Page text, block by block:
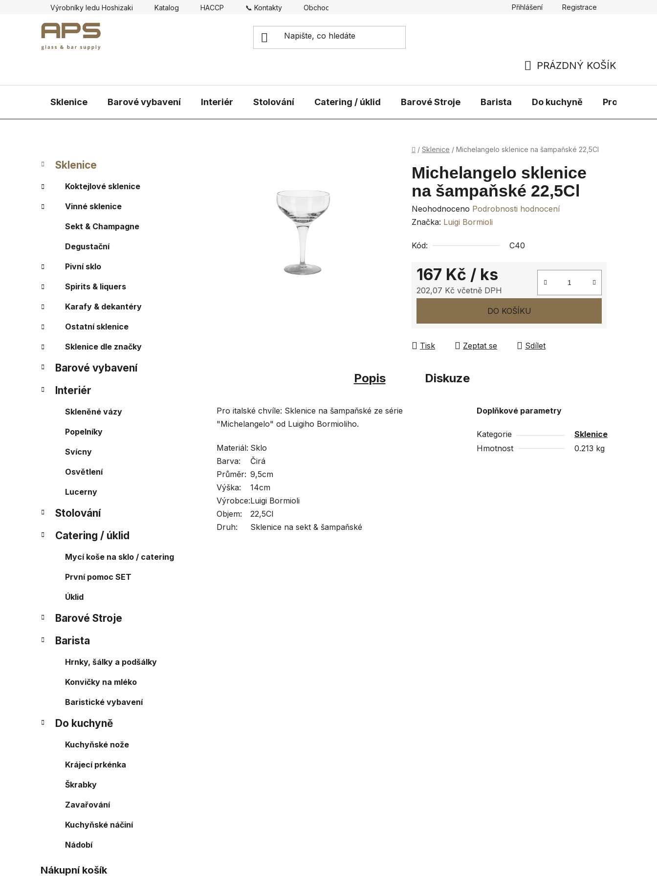
Výrobníky ledu Hoshizaki Katalog HACCP 📞 Kontakty Obchodní podmínky Přihlášení Registrace
KOŠÍK
PRÁZDNÝ KOŠÍK
Sklenice Barové vybavení Interiér Stolování Catering / úklid Barové Stroje Barista Do kuchyně Prodávané
Domů
/ Sklenice / Michelangelo sklenice na šampaňské 22,5Cl
P
s
r
í
p
a
e
l
Přeskočit
kategorie
a
e
g
o
Sklenice
Koktejlové sklenice
Vinné sklenice
Sekt & Champagne
Degustační
Pivní sklo
Spirits & liquers
Karafy & dekantéry
Ostatní sklenice
Sklenice dle značky
Barové vybavení
Interiér
Skleněné vázy
Popelníky
Svícny
Osvětlení
Lucerny
Stolování
Catering / úklid
Mycí koše na sklo / catering
První pomoc SET
Úklid
Barové Stroje
Barista
Hrnky, šálky a podšálky
Konvičky na mléko
Baristické vybavení
Do kuchyně
Kuchyňské nože
Krájecí prkénka
Škrabky
Zavařování
Kuchyňské náčiní
Nádobí
Nákupní košík
Michelangelo sklenice
na šampaňské 22,5Cl
Průměrné
hodnocení
je
hvězdiček.
Neohodnoceno Podrobnosti hodnocení
Značka: Luigi Bormioli
Kód: C40
167 Kč / ks
202,07 Kč včetně DPH
DO KOŠÍKU
Tisk Zeptat se Sdílet
Popis Diskuze
Pro italské chvíle: Sklenice na šampaňské ze série
"Michelangelo" od Luigiho Bormioliho.
Materiál: Sklo
Barva:
Čirá
Průměr: 9,5cm
Výška:
14cm
Výrobce:Luigi Bormioli
Objem:
22,5Cl
Druh:
Sklenice na sekt & šampaňské
Doplňkové parametry
Kategorie
Sklenice
Hmotnost
0.213 kg